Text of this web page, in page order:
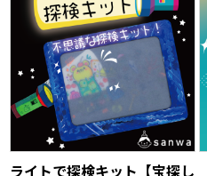
ライトで探検キット【宝探し